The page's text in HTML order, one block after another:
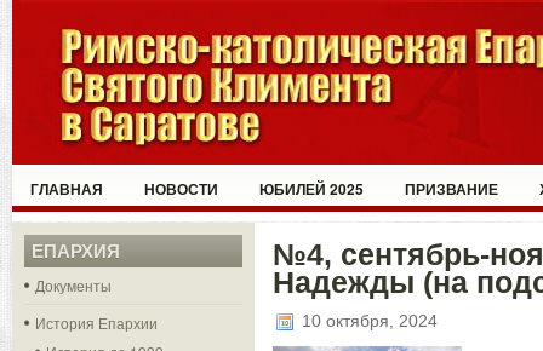
ГЛАВНАЯ НОВОСТИ ЮБИЛЕЙ 2025 ПРИЗВАНИЕ
ЕПАРХИЯ
Документы
История Епархии
№4, сентябрь-
Надежды (на
10 октября, 2024